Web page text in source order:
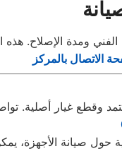
الاتصال بالمركز
وقطع غيار أصلية.